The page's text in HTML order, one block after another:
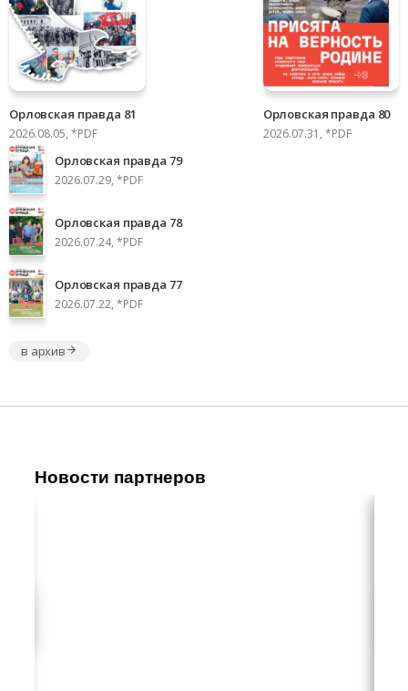
Орловская правда 81
2026.08.05, *PDF
Орловская правда 80
2026.07.31, *PDF
Орловская правда 79
2026.07.29, *PDF
Орловская правда 78
2026.07.24, *PDF
Орловская правда 77
2026.07.22, *PDF
в архив
Новости партнеров